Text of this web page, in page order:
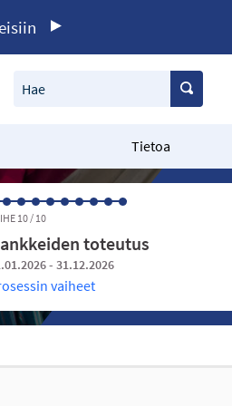
Hae
Tietoa
10 / 10
toteutus
- 31.12.2026
vaiheet